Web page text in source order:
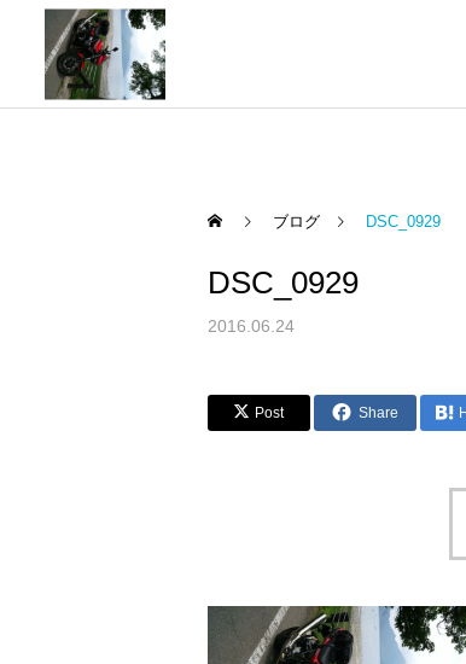
ブログ DSC_0929
DSC_0929
2016.06.24
Post Share